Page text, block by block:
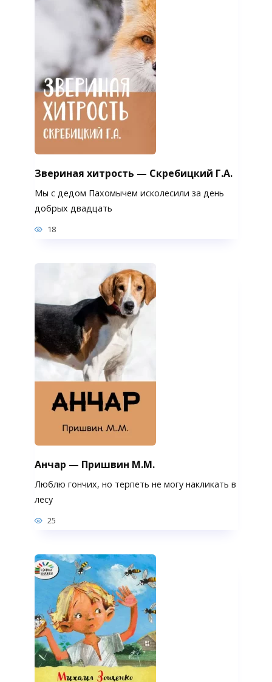
Звериная хитрость — Скребицкий Г.А.
Мы с дедом Пахомычем исколесили за день
добрых двадцать
18
Анчар — Пришвин М.М.
Люблю гончих, но терпеть не могу накликать в
лесу
25